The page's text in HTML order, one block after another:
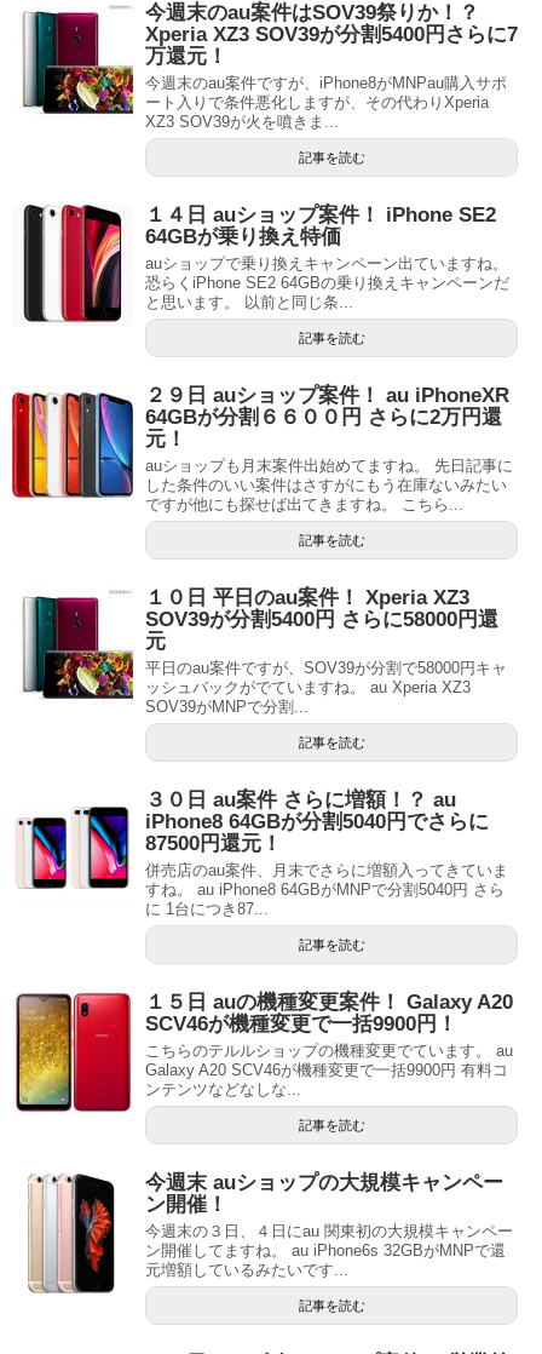
今週末のau案件はSOV39祭りか！？
Xperia XZ3 SOV39が分割5400円さらに7
万還元！
今週末のau案件ですが、iPhone8がMNPau購入サポ
ート入りで条件悪化しますが、その代わりXperia
XZ3 SOV39が火を噴きま...
記事を読む
１４日 auショップ案件！ iPhone SE2
64GBが乗り換え特価
auショップで乗り換えキャンペーン出ていますね。
恐らくiPhone SE2 64GBの乗り換えキャンペーンだ
と思います。 以前と同じ条...
記事を読む
２９日 auショップ案件！ au iPhoneXR
64GBが分割６６００円 さらに2万円還
元！
auショップも月末案件出始めてますね。 先日記事に
した条件のいい案件はさすがにもう在庫ないみたい
ですが他にも探せば出てきますね。 こちら...
記事を読む
１０日 平日のau案件！ Xperia XZ3
SOV39が分割5400円 さらに58000円還
元
平日のau案件ですが、SOV39が分割で58000円キャ
ッシュバックがでていますね。 au Xperia XZ3
SOV39がMNPで分割...
記事を読む
３０日 au案件 さらに増額！？ au
iPhone8 64GBが分割5040円でさらに
87500円還元！
併売店のau案件、月末でさらに増額入ってきていま
すね。 au iPhone8 64GBがMNPで分割5040円 さら
に 1台につき87...
記事を読む
１５日 auの機種変更案件！ Galaxy A20
SCV46が機種変更で一括9900円！
こちらのテルルショップの機種変更でています。 au
Galaxy A20 SCV46が機種変更で一括9900円 有料コ
ンテンツなどなしな...
記事を読む
今週末 auショップの大規模キャンペー
ン開催！
今週末の３日、４日にau 関東初の大規模キャンペー
ン開催してますね。 au iPhone6s 32GBがMNPで還
元増額しているみたいです...
記事を読む